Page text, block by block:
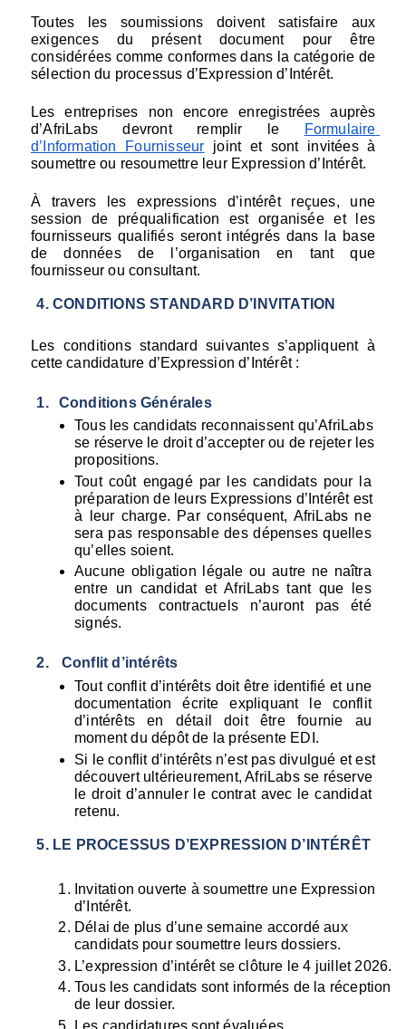
Toutes les soumissions doivent satisfaire aux
exigences du présent document pour être
considérées comme conformes dans la catégorie de
sélection du processus d’Expression d’Intérêt.
Les entreprises non encore enregistrées auprès
d’AfriLabs devront remplir le
Formulaire
d’Information Fournisseur
joint et sont invitées à
soumettre ou resoumettre leur Expression d’Intérêt.
À travers les expressions d’intérêt reçues, une
session de préqualification est organisée et les
fournisseurs qualifiés seront intégrés dans la base
de données de l’organisation en tant que
fournisseur ou consultant.
CONDITIONS STANDARD D’INVITATION
Les conditions standard suivantes s’appliquent à
cette candidature d’Expression d’Intérêt :
Conditions Générales
Tous les candidats reconnaissent qu’AfriLabs
se réserve le droit d’accepter ou de rejeter les
propositions.
Tout coût engagé par les candidats pour la
préparation de leurs Expressions d’Intérêt est
à leur charge. Par conséquent, AfriLabs ne
sera pas responsable des dépenses quelles
qu’elles soient.
Aucune obligation légale ou autre ne naîtra
entre un candidat et AfriLabs tant que les
documents contractuels n’auront pas été
signés.
Conflit d’intérêts
Tout conflit d’intérêts doit être identifié et une
documentation écrite expliquant le conflit
d’intérêts en détail doit être fournie au
moment du dépôt de la présente EDI.
Si le conflit d’intérêts n’est pas divulgué et est
découvert ultérieurement, AfriLabs se réserve
le droit d’annuler le contrat avec le candidat
retenu.
LE PROCESSUS D’EXPRESSION D’INTÉRÊT
Invitation ouverte à soumettre une Expression
d’Intérêt.
Délai de plus d’une semaine accordé aux
candidats pour soumettre leurs dossiers.
L’expression d’intérêt se clôture le 4 juillet 2026.
Tous les candidats sont informés de la réception
de leur dossier.